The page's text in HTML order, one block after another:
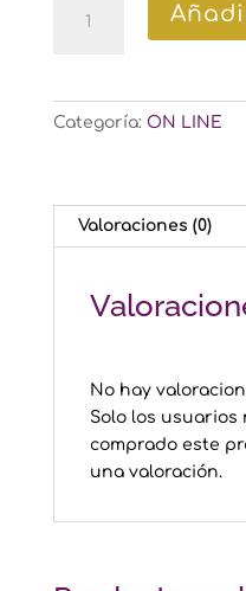
Categoría: ON LINE
Valoraciones (0)
No hay
Solo los
comprado este
una valoración.